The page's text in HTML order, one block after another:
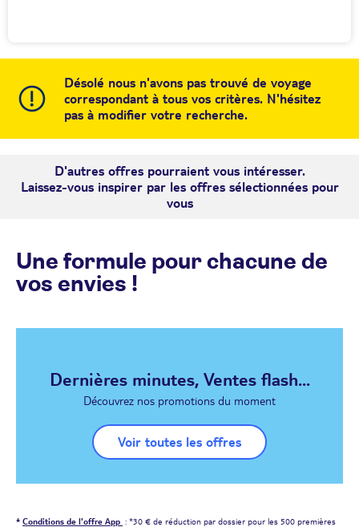
Désolé nous n'avons pas trouvé de voyage
correspondant à tous vos critères. N'hésitez
pas à modifier votre recherche.
D'autres offres pourraient vous intéresser.
Laissez-vous inspirer par les offres sélectionnées pour
vous
Une formule pour chacune de
vos envies !
Dernières minutes, Ventes flash...
Découvrez nos promotions du moment
Voir toutes les offres
* Conditions de l'offre App : *30 € de réduction par dossier pour les 500 premières